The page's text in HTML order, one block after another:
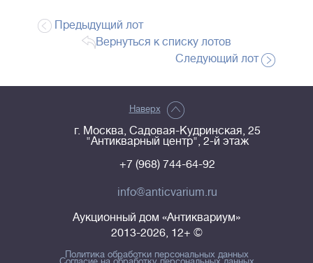
Предыдущий лот
Вернуться к списку лотов
Следующий лот
Наверх
г. Москва, Садовая-Кудринская, 25
"Антикварный центр", 2-й этаж
+7 (968) 744-64-92
info@anticvarium.ru
Аукционный дом «Антиквариум»
2013-2026, 12+ ©
Политика обработки персональных данных